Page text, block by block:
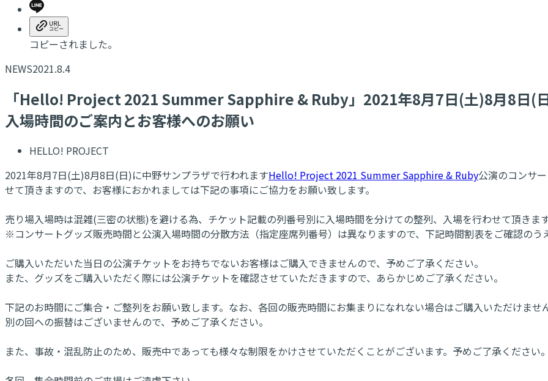
コピーされました。
NEWS2021.8.4
「Hello! Project 2021 Summer Sapphire & Ruby」2021年8月7日(土)8月8日(
入場時間のご案内とお客様へのお願い
HELLO! PROJECT
2021年8月7日(土)8月8日(日)に中野サンプラザで行われますHello! Project 2021 Summer Sapphire & Ruby公演のコンサ
せて頂きますので、お客様におかれましては下記の事項にご協力をお願い致します。
売り場入場時は混雑(三密の状態)を避ける為、チケット記載の列番号別に入場時間を分けての整列、入場を行わせて頂きます
※コンサートグッズ販売時間と公演入場時間の分散方法（指定座席列番号）は異なりますので、下記時間割表をご確認のう
ご購入いただいた当日の公演チケットをお持ちでないお客様はご購入できませんので、予めご了承ください。
また、グッズをご購入いただく際には公演チケットを確認させていただきますので、あらかじめご了承ください。
下記のお時間にご集合・ご整列をお願い致します。なお、各回の販売時間にお集まりになれない場合はご購入いただけませ
別の回への振替はございませんので、予めご了承ください。
また、事故・混乱防止のため、販売中であっても様々な制限をかけさせていただくことがございます。予めご了承ください。